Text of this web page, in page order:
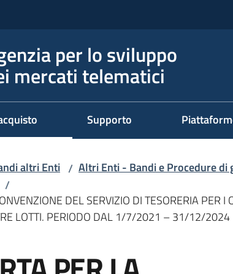
per lo sviluppo
mercati telematici
Supporto
altri Enti / Altri Enti - Bandi e Procedure di
/
DEL SERVIZIO DI TESORERIA PER
LOTTI. PERIODO DAL 1/7/2021 – 31/12/2024